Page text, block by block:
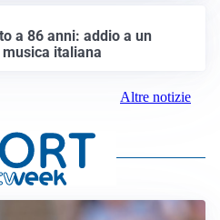
a 86 anni: addio a un
italiana
Altre notizie